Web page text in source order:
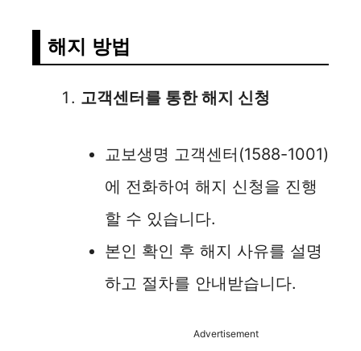
해지 방법
고객센터를 통한 해지 신청
교보생명 고객센터(1588-1001)
에 전화하여 해지 신청을 진행
할 수 있습니다.
본인 확인 후 해지 사유를 설명
하고 절차를 안내받습니다.
Advertisement